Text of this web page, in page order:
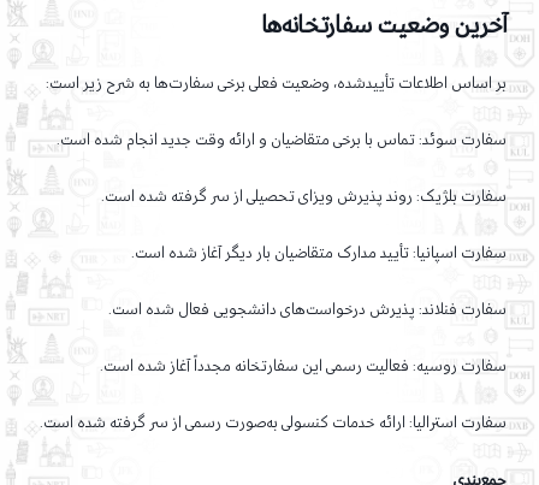
آخرین وضعیت سفارتخانه‌ها
بر اساس اطلاعات تأییدشده، وضعیت فعلی برخی سفارت‌ها به شرح زیر است:
سفارت سوئد: تماس با برخی متقاضیان و ارائه وقت جدید انجام شده است.
سفارت بلژیک: روند پذیرش ویزای تحصیلی از سر گرفته شده است.
سفارت اسپانیا: تأیید مدارک متقاضیان بار دیگر آغاز شده است.
سفارت فنلاند: پذیرش درخواست‌های دانشجویی فعال شده است.
سفارت روسیه: فعالیت رسمی این سفارتخانه مجدداً آغاز شده است.
سفارت استرالیا: ارائه خدمات کنسولی به‌صورت رسمی از سر گرفته شده است.